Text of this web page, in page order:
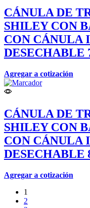
CÁNULA DE
SHILEY CON
CON CÁNULA
DESECHABLE
Agregar a cotización
CÁNULA DE
SHILEY CON
CON CÁNULA
DESECHABLE
Agregar a cotización
1
2